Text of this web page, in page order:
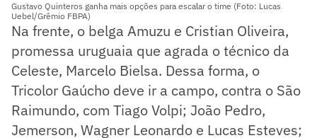
Gustavo Quinteros ganha mais opções para escalar o time (Foto: Lucas
Uebel/Grêmio FBPA)
Na frente, o belga Amuzu e Cristian Oliveira,
promessa uruguaia que agrada o técnico da
Celeste, Marcelo Bielsa. Dessa forma, o
Tricolor Gaúcho deve ir a campo, contra o São
Raimundo, com Tiago Volpi; João Pedro,
Jemerson, Wagner Leonardo e Lucas Esteves;